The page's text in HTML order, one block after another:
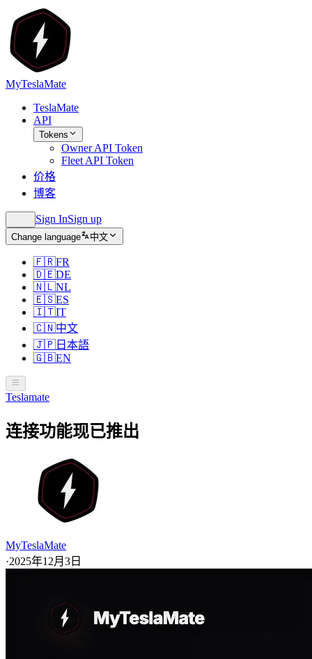
MyTeslaMate
TeslaMate
API
Tokens
Owner API Token
Fleet API Token
价格
博客
Sign InSign up
Change language 中文
🇫🇷FR
🇩🇪DE
🇳🇱NL
🇪🇸ES
🇮🇹IT
🇨🇳中文
🇯🇵 日本語
🇬🇧EN
Teslamate
连接功能现已推出
MyTeslaMate
·2025年12月3日